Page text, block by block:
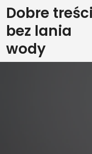
Skip
to
content
Dobre treści
bez lania
wody